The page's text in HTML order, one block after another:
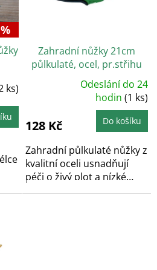
ks)
Zahradní nůžky 21cm
půlkulaté, ocel, pr.střihu
20mm ZE
5,0
z
5
Odeslání do 24
hodin(1 ks)
128 Kč Do košíku
Zahradní půlkulaté nůžky z
kvalitní oceli usnadňují
péči o živý plot a nízké
křoviny.